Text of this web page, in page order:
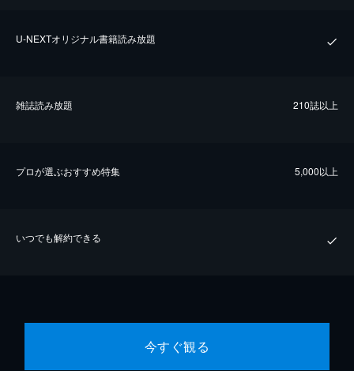
U-NEXTオリジナル書籍読み放題
雑誌読み放題 210誌以上
プロが選ぶおすすめ特集 5,000以上
いつでも解約できる
今すぐ観る